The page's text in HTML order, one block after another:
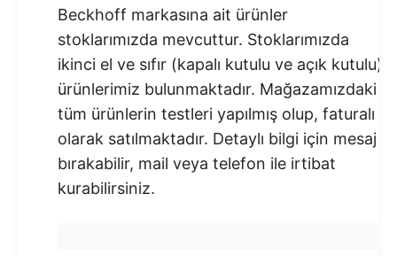
Beckhoff markasına ait ürünler
stoklarımızda mevcuttur. Stoklarımızda
ikinci el ve sıfır (kapalı kutulu ve açık kutulu)
ürünlerimiz bulunmaktadır.​ Mağazamızdaki
tüm ürünlerin testleri yapılmış olup, faturalı
olarak satılmaktadır. Detaylı bilgi için mesaj
bırakabilir, mail veya telefon ile irtibat
kurabilirsiniz.